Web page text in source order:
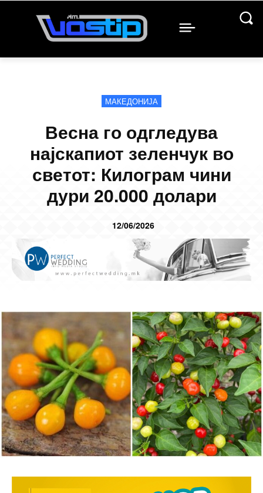
МАКЕДОНИЈА
Весна го одгледува
најскапиот зеленчук во
светот: Килограм чини
дури 20.000 долари
12/06/2026